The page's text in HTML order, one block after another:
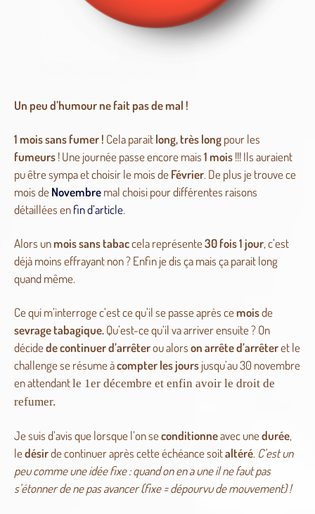
Un peu d’humour ne fait pas de mal !
1 mois sans fumer ! Cela paraitlong, très longpour les
fumeurs! Une journée passe encore mais1 mois!!! Ils auraient
pu être sympa et choisir le mois deFévrier. De plus je trouve ce
mois deNovembremal choisi pour différentes raisons
détaillées enfin d’article.
Alors unmois sans tabaccela représente30 fois 1 jour, c’est
déjà moins effrayant non ? Enfin je dis ça mais ça parait long
quand même.
Ce qui m’interroge c’est ce qu’il se passe après cemoisde
sevrage tabagique.Qu’est-ce qu’il va arriver ensuite ? On
décidede continuer d’arrêterou alorson arrête d’arrêteret le
challenge se résume àcompter les joursjusqu’au 30 novembre
en attendantle 1er décembre et enfin avoir le droit de
refumer.
Je suis d’avis que lorsque l’on seconditionneavec unedurée,
ledésirde continuer après cette échéance soitaltéré. C’est un
peu comme une idée fixe : quand on en a une il ne faut pas
s’étonner de ne pas avancer (fixe = dépourvu de mouvement) !